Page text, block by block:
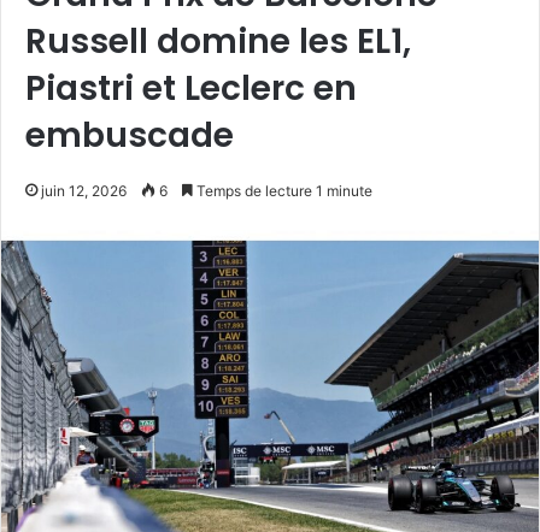
Russell domine les EL1,
Piastri et Leclerc en
embuscade
juin 12, 2026 6 Temps de lecture 1 minute